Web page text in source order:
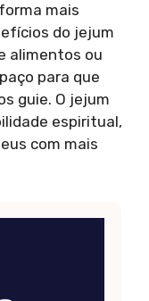
mais
do jejum
alimentos ou
para que
guie. O jejum
espiritual,
com mais